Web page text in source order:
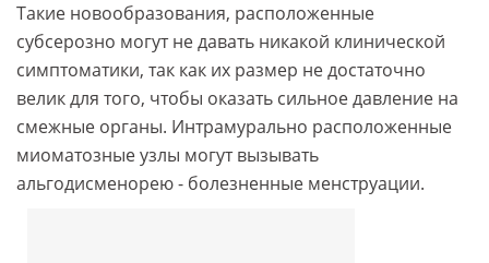
Такие новообразования, расположенные
субсерозно могут не давать никакой клинической
симптоматики, так как их размер не достаточно
велик для того, чтобы оказать сильное давление на
смежные органы. Интрамурально расположенные
миоматозные узлы могут вызывать
альгодисменорею - болезненные менструации.